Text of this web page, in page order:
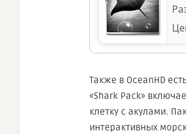
Также в OceanHD
«Shark Pack»
клетку с акулами.
интерактивных